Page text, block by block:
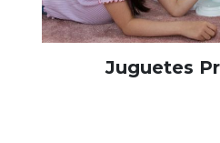
Juguetes